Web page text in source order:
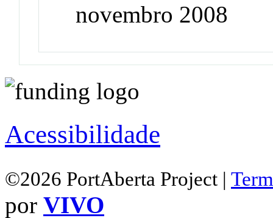
novembro 2008
Acessibilidade
©2026 PortAberta Project |
por VIVO